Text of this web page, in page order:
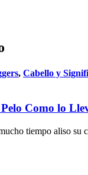
, Cabello y
Como lo
tiempo aliso